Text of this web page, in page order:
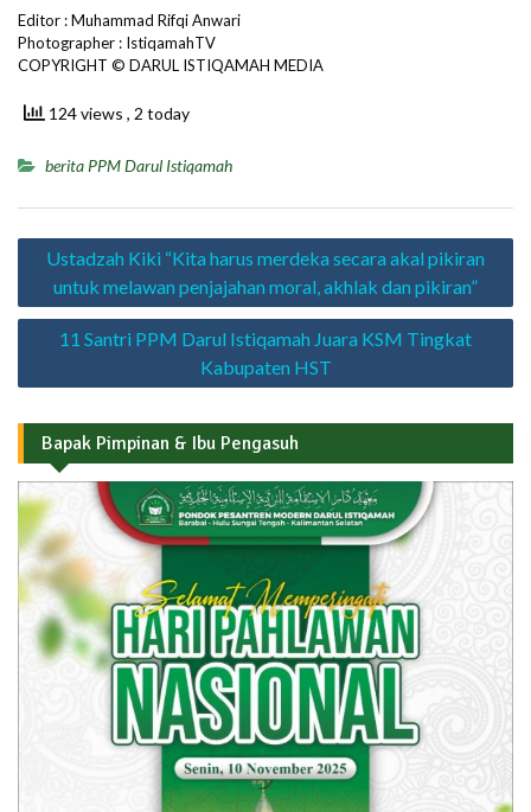
Editor : Muhammad Rifqi Anwari
Photographer : IstiqamahTV
COPYRIGHT © DARUL ISTIQAMAH MEDIA
124 views , 2 today
berita PPM Darul Istiqamah
Navigasi
Ustadzah Kiki “Kita harus merdeka secara akal pikiran
untuk melawan penjajahan moral, akhlak dan pikiran”
11 Santri PPM Darul Istiqamah Juara KSM Tingkat
Kabupaten HST
Bapak Pimpinan & Ibu Pengasuh